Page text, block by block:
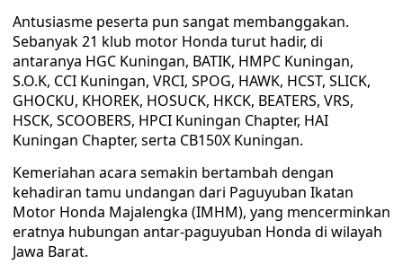
Antusiasme peserta pun sangat membanggakan.
Sebanyak 21 klub motor Honda turut hadir, di
antaranya HGC Kuningan, BATIK, HMPC Kuningan,
S.O.K, CCI Kuningan, VRCI, SPOG, HAWK, HCST, SLICK,
GHOCKU, KHOREK, HOSUCK, HKCK, BEATERS, VRS,
HSCK, SCOOBERS, HPCI Kuningan Chapter, HAI
Kuningan Chapter, serta CB150X Kuningan.
Kemeriahan acara semakin bertambah dengan
kehadiran tamu undangan dari Paguyuban Ikatan
Motor Honda Majalengka (IMHM), yang mencerminkan
eratnya hubungan antar-paguyuban Honda di wilayah
Jawa Barat.